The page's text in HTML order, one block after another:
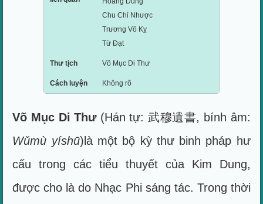
Chu Chỉ Nhược
Trương Vô Kỵ
Từ Đạt
Thư tịch Võ Mục Di Thư
Cách luyện Không rõ
Võ Mục Di Thư(Hán tự: 武穆遺書, bính âm:
Wǔmù yíshū)là một bộ kỳ thư binh pháp hư
cấu trong các tiểu thuyết của Kim Dung,
được cho là do Nhạc Phi sáng tác. Trong thời